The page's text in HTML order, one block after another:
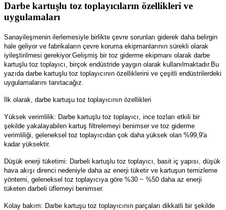
Darbe kartuşlu toz toplayıcıların özellikleri ve
uygulamaları
Sanayileşmenin ilerlemesiyle birlikte çevre sorunları giderek daha belirgin
hale geliyor ve fabrikaların çevre koruma ekipmanlarının sürekli olarak
iyileştirilmesi gerekiyor.Gelişmiş bir toz giderme ekipmanı olarak darbe
kartuşlu toz toplayıcı, birçok endüstride yaygın olarak kullanılmaktadır.Bu
yazıda darbe kartuşlu toz toplayıcının özelliklerini ve çeşitli endüstrilerdeki
uygulamalarını tanıtacağız.
İlk olarak, darbe kartuşu toz toplayıcının özellikleri
Yüksek verimlilik: Darbe kartuşlu toz toplayıcı, ince tozları etkili bir
şekilde yakalayabilen kartuş filtrelemeyi benimser ve toz giderme
verimliliği, geleneksel toz toplayıcıdan çok daha yüksek olan %99,9'a
kadar yüksektir.
Düşük enerji tüketimi: Darbeli kartuşlu toz toplayıcı, basit iç yapısı, düşük
hava akışı direnci nedeniyle daha az enerji tüketir ve kartuşun temizleme
yöntemi, geleneksel toz toplayıcıya göre %30 ~ %50 daha az enerji
tüketen darbeli üflemeyi benimser.
Kolay bakım: Darbe kartuşu toz toplayıcının parçaları dikkatli bir şekilde